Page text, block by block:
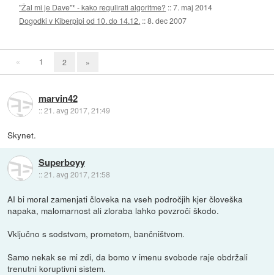
"Žal mi je Dave"* - kako regulirati algoritme? ::7. maj 2014
Dogodki v Kiberpipi od 10. do 14.12. ::8. dec 2007
« 1 2 »
marvin42
::21. avg 2017, 21:49
Skynet.
Superboyy
::21. avg 2017, 21:58
AI bi moral zamenjati človeka na vseh področjih kjer človeška
napaka, malomarnost ali zloraba lahko povzroči škodo.
Vključno s sodstvom, prometom, bančništvom.
Samo nekak se mi zdi, da bomo v imenu svobode raje obdržali
trenutni koruptivni sistem.